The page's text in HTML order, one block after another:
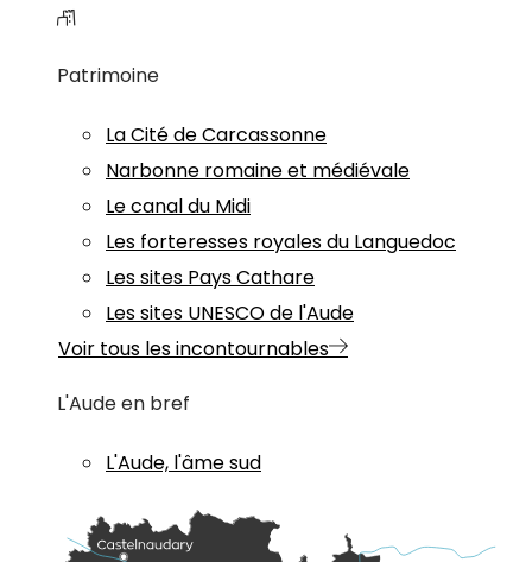
Patrimoine
La Cité de Carcassonne
Narbonne romaine et médiévale
Le canal du Midi
Les forteresses royales du Languedoc
Les sites Pays Cathare
Les sites UNESCO de l'Aude
Voir tous les incontournables
L'Aude en bref
L'Aude, l'âme sud